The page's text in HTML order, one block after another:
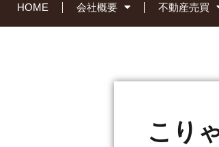
HOME 会社概要 不動産売買
こり